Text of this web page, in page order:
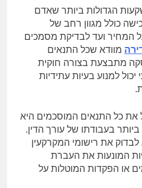
הגדולות ביותר שאדם
כולל מגוון רחב של
המחיר ועד לבדיקת מסמכים
מוודא שכל התנאים
מתבצעת בצורה חוקית
יכול למנוע בעיות עתידיות
את כל התנאים המוסכמים היא
בעבודתו של עורך הדין.
לבדוק את רישומי המקרקעין
המונעות את העברת
או הפקדות המוטלות על